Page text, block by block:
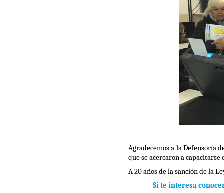
Agradecemos a la Defensoría
que se acercaron a capacitarse
A 20 años de la sanción de la
Si te interesa